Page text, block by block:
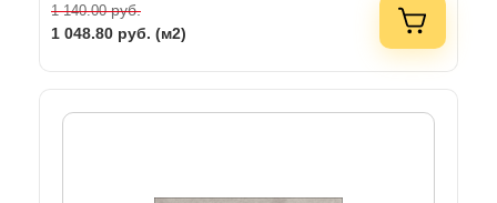
1 140.00руб.
1 048.80 руб. (м2)